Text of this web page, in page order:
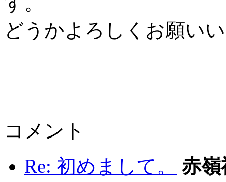
どうかよろしくお願い
コメント
Re: 初めまして。
赤嶺